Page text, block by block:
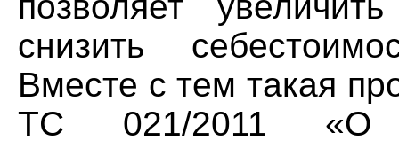
снизить
Вместе с тем такая
ТС 021/2011 «О